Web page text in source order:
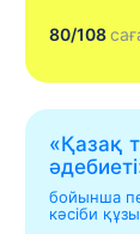
80/108
«Қазақ
бойынша
кәсіби